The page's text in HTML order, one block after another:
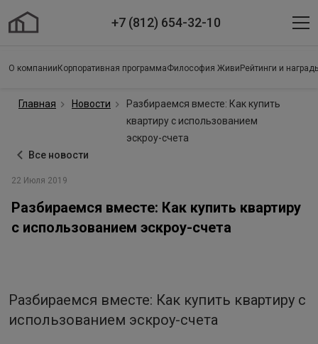
+7 (812) 654-32-10
О компании Корпоративная программаФилософия Живи Рейтинги и
Главная Новости
Разбираемся вместе: Как купить
квартиру с использованием
эскроу-счета
Все новости
22 Июля 2019
Разбираемся вместе: Как купить квартиру
с использованием эскроу-счета
Разбираемся вместе: Как купить квартиру с
использованием эскроу-счета